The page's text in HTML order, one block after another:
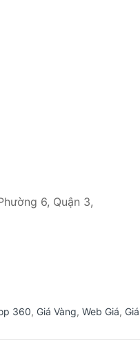
6, Quận 3,
360, Giá Vàng, Web Giá, Giá